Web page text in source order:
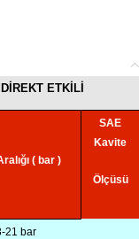
ETKİLİ
( bar )
SAE
Kavite
Ölçüsü
21 bar